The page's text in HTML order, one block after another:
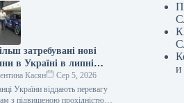
затребувані нові
в Україні в липні
Касян
Сер 5, 2026
України віддають перевагу
з підвищеною прохідністю.
и